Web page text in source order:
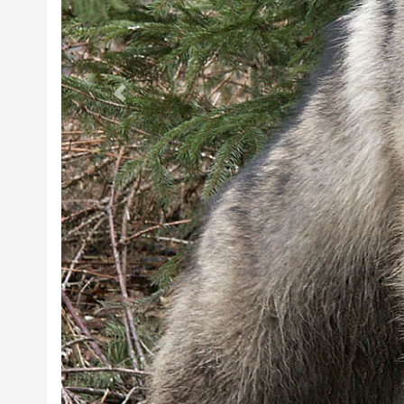
Předchozí